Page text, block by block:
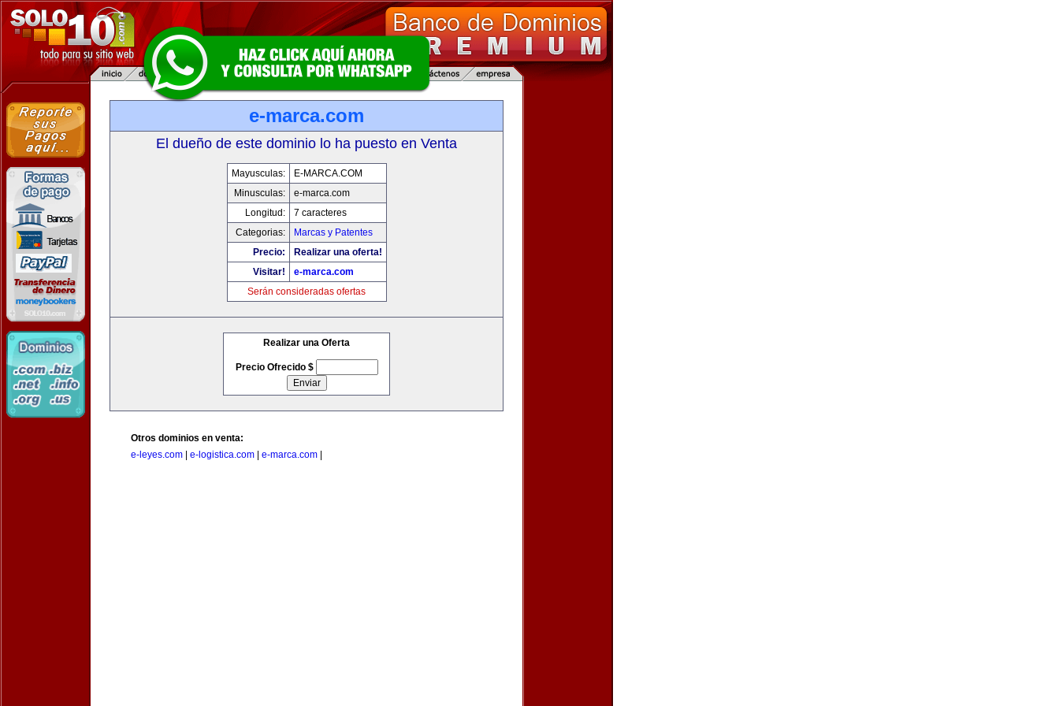
e-marca.com
El dueño de este dominio lo ha puesto en Venta
Mayusculas:
E-MARCA.COM
Minusculas:
e-marca.com
Longitud:
7 caracteres
Categorias:
Marcas y Patentes
Precio:
Realizar una oferta!
Visitar!
e-marca.com
Serán consideradas ofertas
Realizar una Oferta
Precio Ofrecido $
Otros dominios en venta:
e-leyes.com
e-logistica.com e-marca.com